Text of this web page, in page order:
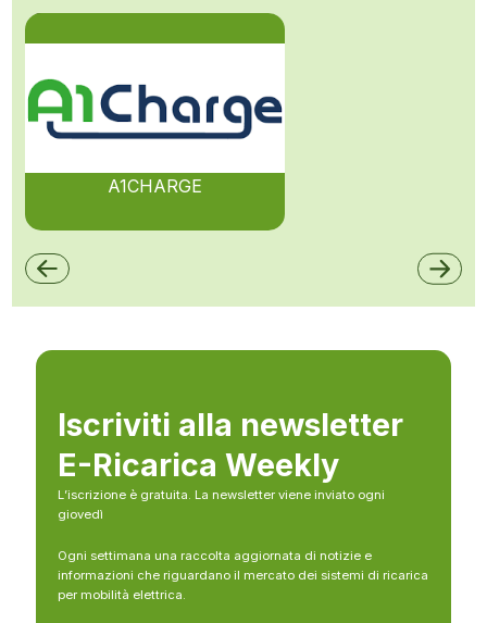
A1CHARGE
Iscriviti alla newsletter
E-Ricarica Weekly
L’iscrizione è gratuita. La newsletter viene inviato ogni
giovedì
Ogni settimana una raccolta aggiornata di notizie e
informazioni che riguardano il mercato dei sistemi di ricarica
per mobilità elettrica.